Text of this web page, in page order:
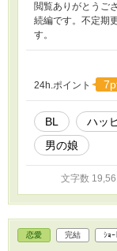
閲覧ありがとうご
続編です。不定期
す。
24h.ポイント
BL ハッ
男の娘
文字数
恋愛 完結 ｼｮｰ